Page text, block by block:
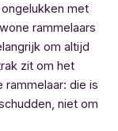
met
rammelaars
om altijd
zit om het
rammelaar: die is
niet om